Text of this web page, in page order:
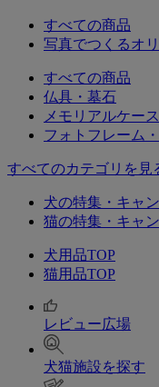
すべての商品
写真でつくるオ
すべての商品
仏具・墓石
メモリアルケース
フォトフレーム
すべてのカテゴリを見
犬の特集・キャ
猫の特集・キャ
犬用品TOP
猫用品TOP
レビュー広場
犬猫施設を探す